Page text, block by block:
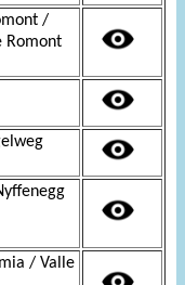
/
Romont
/ Valle